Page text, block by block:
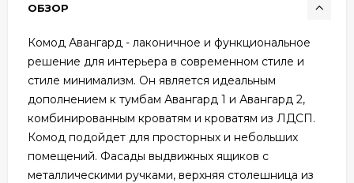
ОБЗОР
Комод Авангард - лаконичное и функциональное
решение для интерьера в современном стиле и
стиле минимализм. Он является идеальным
дополнением к тумбам Авангард 1 и Авангард 2,
комбинированным кроватям и кроватям из ЛДСП.
Комод подойдет для просторных и небольших
помещений. Фасады выдвижных ящиков с
металлическими ручками, верхняя столешница из